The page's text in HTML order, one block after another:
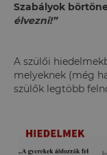
Szabályok
élvezni!”
A szülői
melyeknek (még
szülők legtöbb